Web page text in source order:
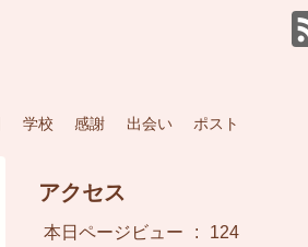
学校 感謝 出会い ポスト
アクセス
本日ページビュー :
124